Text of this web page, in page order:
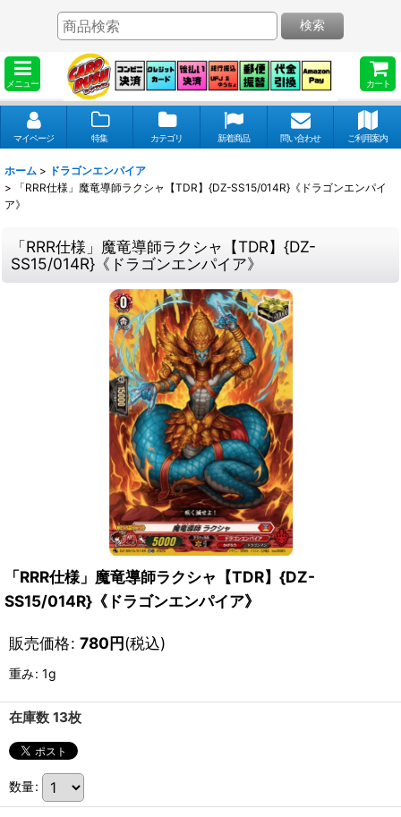
メニュー カート
検索
マイページ 特集 カテゴリ 新着商品 問い合わせ ご利用案内
ホーム > ドラゴンエンパイア
>
「RRR仕様」魔竜導師ラクシャ【TDR】{DZ-SS15/014R}《ドラゴンエンパイ
ア》
「RRR仕様」魔竜導師ラクシャ【TDR】{DZ-
SS15/014R}《ドラゴンエンパイア》
「RRR仕様」魔竜導師ラクシャ【TDR】{DZ-
SS15/014R}《ドラゴンエンパイア》
販売価格: 780円(税込)
重み: 1g
在庫数 13枚
数量: